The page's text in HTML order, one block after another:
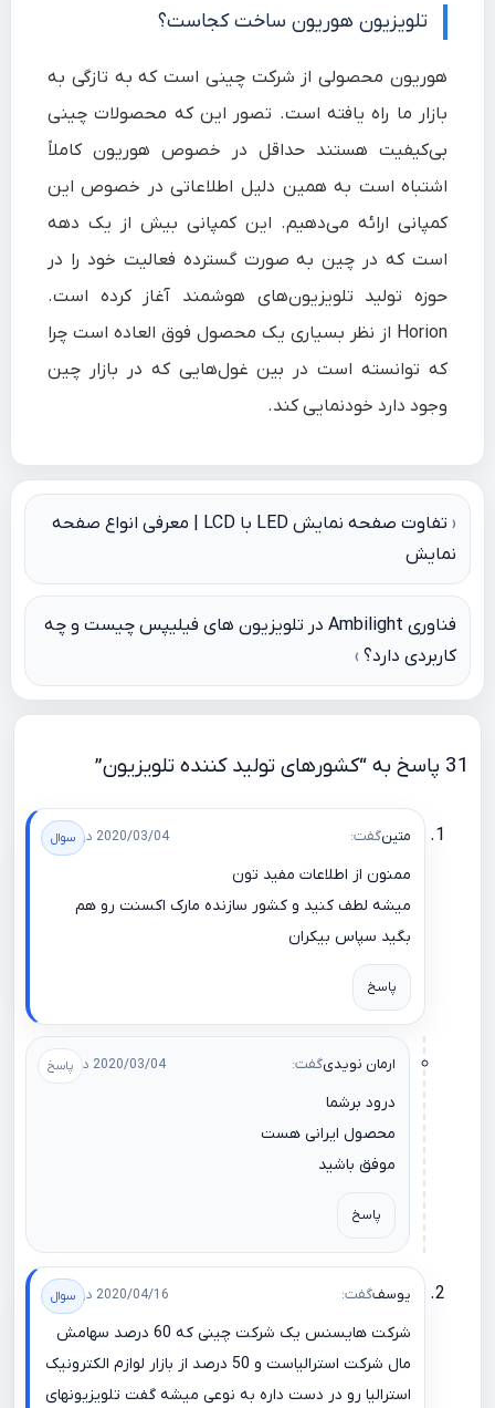
تلویزیون هوریون ساخت کجاست؟
هوریون محصولی از شرکت چینی است که به تازگی به
بازار ما راه یافته است. تصور این که محصولات چینی
بی‌کیفیت هستند حداقل در خصوص هوریون کاملاً
اشتباه است به همین دلیل اطلاعاتی در خصوص این
کمپانی ارائه می‌دهیم. این کمپانی بیش از یک دهه
است که در چین به صورت گسترده فعالیت خود را در
حوزه تولید تلویزیون‌های هوشمند آغاز کرده است.
Horion از نظر بسیاری یک محصول فوق العاده است چرا
که توانسته است در بین غول‌هایی که در بازار چین
وجود دارد خودنمایی کند.
راهبری
نوشته
تفاوت صفحه نمایش LED با LCD | معرفی انواع صفحه
نمایش
فناوری Ambilight در تلویزیون های فیلیپس چیست و چه
کاربردی دارد؟
31 پاسخ به “کشورهای تولید کننده تلویزیون”
متینگفت: 2020/03/04 در 23:19
ممنون از اطلاعات مفید تون
میشه لطف کنید و کشور سازنده مارک اکسنت رو هم
بگید سپاس بیکران
پاسخ
ارمان نویدیگفت: 2020/03/04 در 23:31
درود برشما
محصول ایرانی هست
موفق باشید
پاسخ
یوسفگفت: 2020/04/16 در 20:37
شرکت هایسنس یک شرکت چینی که 60 درصد سهامش
مال شرکت استرالیاست و 50 درصد از بازار لوازم الکترونیک
استرالیا رو در دست داره به نوعی میشه گفت تلویزیونهای